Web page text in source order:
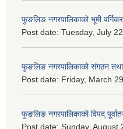
फुङलिङ नगरपालिकाको भूमी
Post date: Tuesday, July
फुङलिङ नगरपालिकाको संगठन
Post date: Friday, March
फुङलिङ नगरपालिकाको विपद्
Post date: Sunday, August